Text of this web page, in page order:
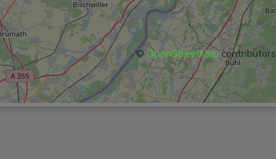
©OpenStreetMapcontributors